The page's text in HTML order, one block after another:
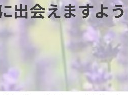
出会えますよ